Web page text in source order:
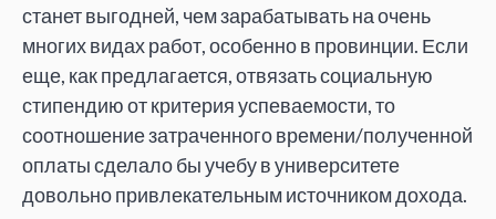
станет выгодней, чем зарабатывать на очень
многих видах работ, особенно в провинции. Если
еще, как предлагается, отвязать социальную
стипендию от критерия успеваемости, то
соотношение затраченного времени/полученной
оплаты сделало бы учебу в университете
довольно привлекательным источником дохода.